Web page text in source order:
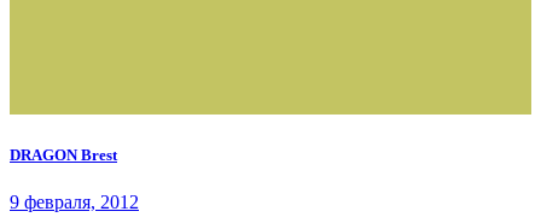
DRAGON Brest
9 февраля, 2012